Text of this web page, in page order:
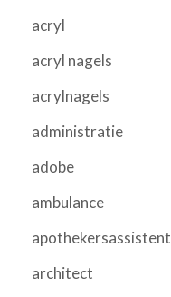
acryl
acryl nagels
acrylnagels
administratie
adobe
ambulance
apothekersassistent
architect